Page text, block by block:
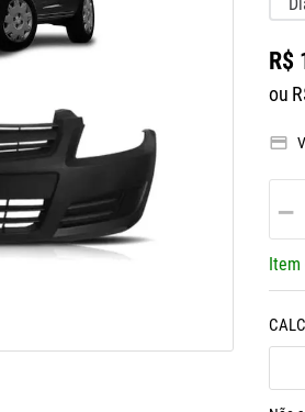
R$
ou
－